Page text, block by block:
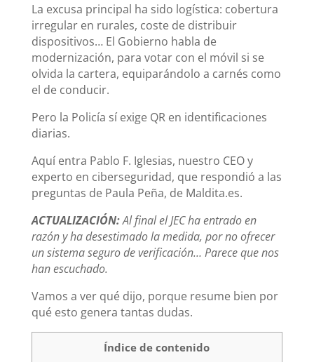
La excusa principal ha sido logística: cobertura
irregular en rurales, coste de distribuir
dispositivos… El Gobierno habla de
modernización, para votar con el móvil si se
olvida la cartera, equiparándolo a carnés como
el de conducir.
Pero la Policía sí exige QR en identificaciones
diarias.
Aquí entra Pablo F. Iglesias, nuestro CEO y
experto en ciberseguridad, que respondió a las
preguntas de Paula Peña, de Maldita.es.
ACTUALIZACIÓN:Al final el JEC ha entrado en
razón y ha desestimado la medida, por no ofrecer
un sistema seguro de verificación… Parece que nos
han escuchado.
Vamos a ver qué dijo, porque resume bien por
qué esto genera tantas dudas.
Índice de contenido